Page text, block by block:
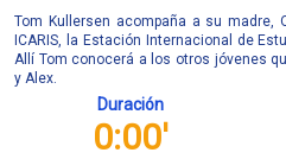
Tom Kullersen acompaña a su madre,
ICARIS, la Estación Internacional de
Allí Tom conocerá a los otros jóvenes
y Alex.
Duración
0:00'